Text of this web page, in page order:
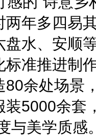
两年多四易
盘水、安顺
标准推进制
80余处场景
5000余套
与美学质感